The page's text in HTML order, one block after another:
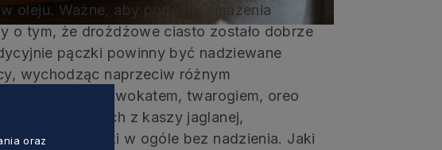
oleju. Ważne, aby podczas smażenia
o tym, że drożdżowe ciasto zostało dobrze
pączki powinny być nadziewane
wychodząc naprzeciw różnym
z budyniem, adwokatem, twarogiem, oreo
spróbować tych z kaszy jaglanej,
też mini pączki w ogóle bez nadzienia. Jaki
oraz